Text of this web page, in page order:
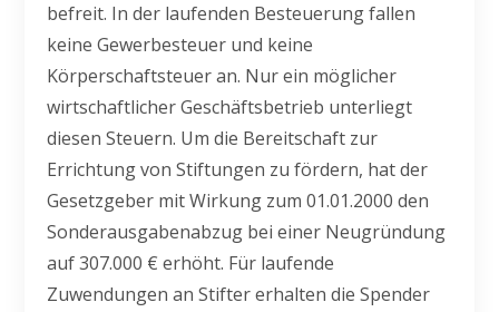
befreit. In der laufenden Besteuerung fallen
keine Gewerbesteuer und keine
Körperschaftsteuer an. Nur ein möglicher
wirtschaftlicher Geschäftsbetrieb unterliegt
diesen Steuern. Um die Bereitschaft zur
Errichtung von Stiftungen zu fördern, hat der
Gesetzgeber mit Wirkung zum 01.01.2000 den
Sonderausgabenabzug bei einer Neugründung
auf 307.000 € erhöht. Für laufende
Zuwendungen an Stifter erhalten die Spender